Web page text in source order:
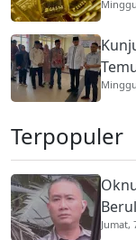
Terpopuler
Jumat,